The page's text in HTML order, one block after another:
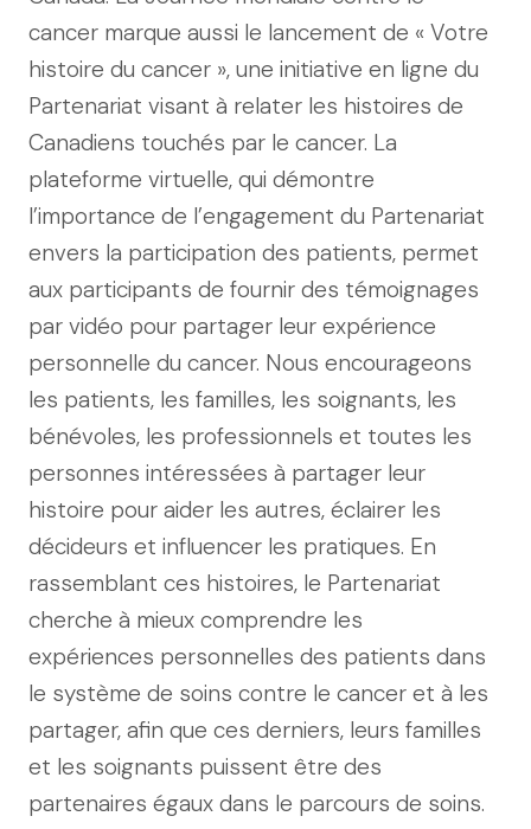
cancer marque aussi le lancement de « Votre
histoire du cancer », une initiative en ligne du
Partenariat visant à relater les histoires de
Canadiens touchés par le cancer. La
plateforme virtuelle, qui démontre
l’importance de l’engagement du Partenariat
envers la participation des patients, permet
aux participants de fournir des témoignages
par vidéo pour partager leur expérience
personnelle du cancer. Nous encourageons
les patients, les familles, les soignants, les
bénévoles, les professionnels et toutes les
personnes intéressées à partager leur
histoire pour aider les autres, éclairer les
décideurs et influencer les pratiques. En
rassemblant ces histoires, le Partenariat
cherche à mieux comprendre les
expériences personnelles des patients dans
le système de soins contre le cancer et à les
partager, afin que ces derniers, leurs familles
et les soignants puissent être des
partenaires égaux dans le parcours de soins.